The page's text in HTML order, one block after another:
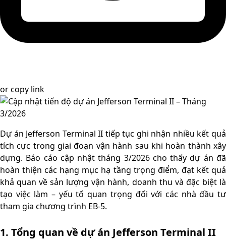
orcopy link
Dự án Jefferson Terminal II tiếp tục ghi nhận nhiều kết quả
tích cực trong giai đoạn vận hành sau khi hoàn thành xây
dựng. Báo cáo cập nhật tháng 3/2026 cho thấy dự án đã
hoàn thiện các hạng mục hạ tầng trọng điểm, đạt kết quả
khả quan về sản lượng vận hành, doanh thu và đặc biệt là
tạo việc làm – yếu tố quan trọng đối với các nhà đầu tư
tham gia chương trình EB-5.
1. Tổng quan về dự án Jefferson Terminal II